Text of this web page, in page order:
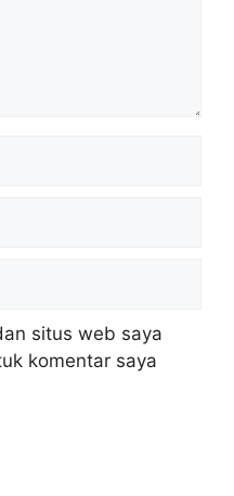
situs web saya
komentar saya